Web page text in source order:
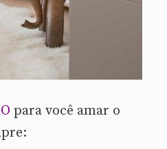
para você amar o